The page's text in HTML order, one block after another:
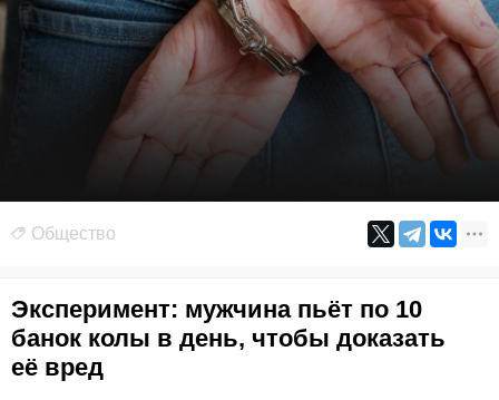
Общество
Эксперимент: мужчина пьёт по 10
банок колы в день, чтобы доказать
её вред